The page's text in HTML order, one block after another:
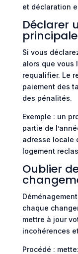
et déclaration
Déclarer
principale
Si vous
alors que vous
requalifier. Le
paiement des
des pénalités.
Exemple : un
partie de
adresse locale
logement
Oublier
chaque
mettre à jour
incohérences
Procédé :